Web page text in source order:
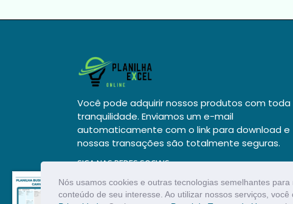
Nós usamos cookies e outras tecnologias semelhantes
conteúdo de seu interesse. Ao utilizar nossos serviços,
Alguém comprou um(a)
Planilha Business Mo...
Você pode adquirir nossos produtos com toda
tranquilidade. Enviamos um e-mail
automaticamente com o link para download e
nossas transações são totalmente seguras.
SIGA NAS REDES SOCIAIS
Pinterest